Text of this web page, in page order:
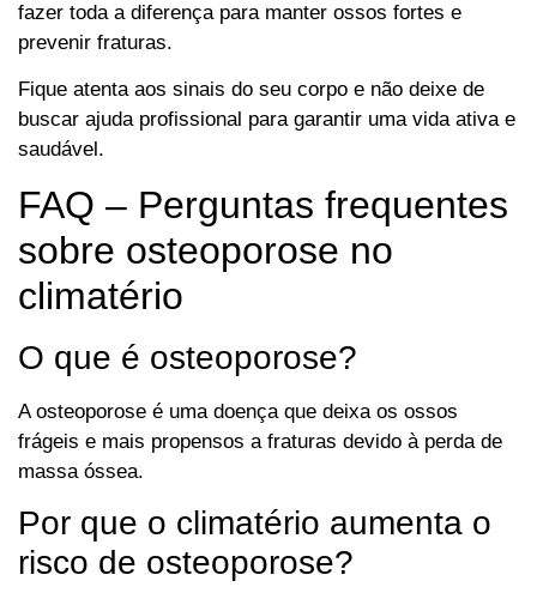
fazer toda a diferença para manter ossos fortes e
prevenir fraturas.
Fique atenta aos sinais do seu corpo e não deixe de
buscar ajuda profissional para garantir uma vida ativa e
saudável.
FAQ – Perguntas frequentes
sobre osteoporose no
climatério
O que é osteoporose?
A osteoporose é uma doença que deixa os ossos
frágeis e mais propensos a fraturas devido à perda de
massa óssea.
Por que o climatério aumenta o
risco de osteoporose?